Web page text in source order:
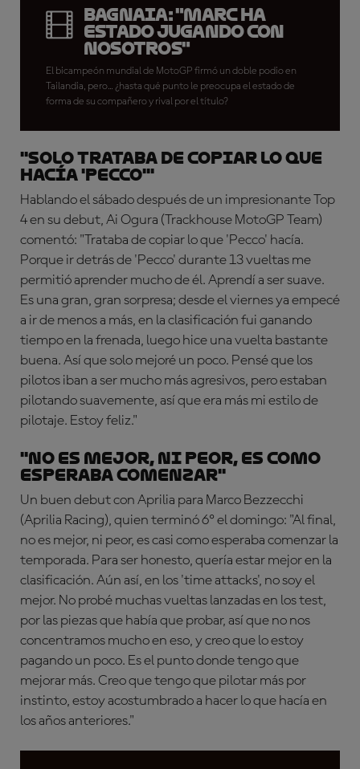
Bagnaia: "Marc ha
estado jugando con
nosotros"
El bicampeón mundial de MotoGP firmó un doble podio en
Tailandia, pero... ¿hasta qué punto le preocupa el estado de
forma de su compañero y rival por el título?
"Solo trataba de copiar lo que
hacía 'Pecco'"
Hablando el sábado después de un impresionante Top
4 en su debut, Ai Ogura (Trackhouse MotoGP Team)
comentó: "Trataba de copiar lo que 'Pecco' hacía.
Porque ir detrás de 'Pecco' durante 13 vueltas me
permitió aprender mucho de él. Aprendí a ser suave.
Es una gran, gran sorpresa; desde el viernes ya empecé
a ir de menos a más, en la clasificación fui ganando
tiempo en la frenada, luego hice una vuelta bastante
buena. Así que solo mejoré un poco. Pensé que los
pilotos iban a ser mucho más agresivos, pero estaban
pilotando suavemente, así que era más mi estilo de
pilotaje. Estoy feliz."
"No es mejor, ni peor, es como
esperaba comenzar"
Un buen debut con Aprilia para Marco Bezzecchi
(Aprilia Racing), quien terminó 6º el domingo: "Al final,
no es mejor, ni peor, es casi como esperaba comenzar la
temporada. Para ser honesto, quería estar mejor en la
clasificación. Aún así, en los 'time attacks', no soy el
mejor. No probé muchas vueltas lanzadas en los test,
por las piezas que había que probar, así que no nos
concentramos mucho en eso, y creo que lo estoy
pagando un poco. Es el punto donde tengo que
mejorar más. Creo que tengo que pilotar más por
instinto, estoy acostumbrado a hacer lo que hacía en
los años anteriores."